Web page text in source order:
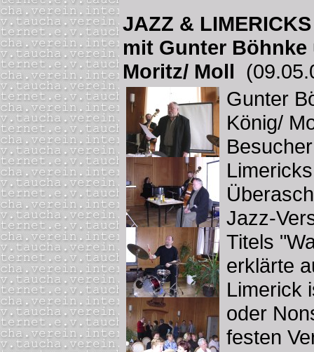
JAZZ & LIMERICKS
mit Gunter
Moritz/ Moll
Gunter
König/
Jazz-
Titels
erklärte
Limerick
oder
festen